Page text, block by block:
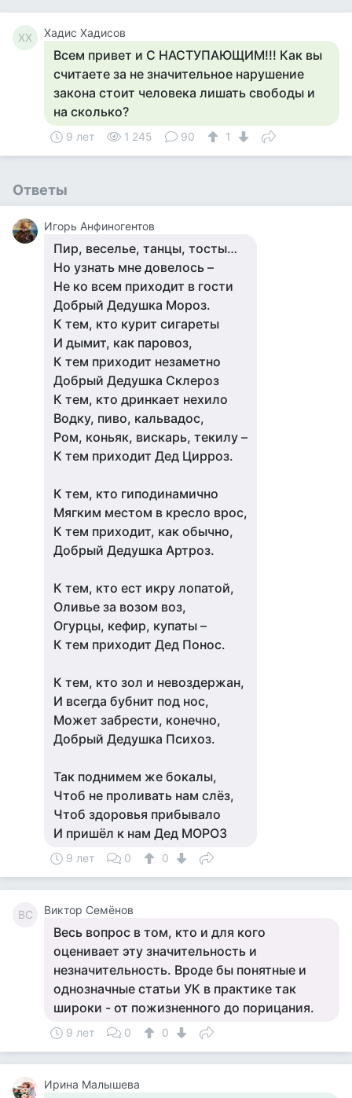
ХХ Хадис Хадисов
Всем привет и С НАСТУПАЮЩИМ!!! Как вы
считаете за не значительное нарушение
закона стоит человека лишать свободы и
на сколько?
9 лет 1 245 90 1
Ответы
Игорь Анфиногентов
Пир, веселье, танцы, тосты…
Но узнать мне довелось –
Не ко всем приходит в гости
Добрый Дедушка Мороз.
К тем, кто курит сигареты
И дымит, как паровоз,
К тем приходит незаметно
Добрый Дедушка Склероз
К тем, кто дринкает нехило
Водку, пиво, кальвадос,
Ром, коньяк, вискарь, текилу –
К тем приходит Дед Цирроз.
К тем, кто гиподинамично
Мягким местом в кресло врос,
К тем приходит, как обычно,
Добрый Дедушка Артроз.
К тем, кто ест икру лопатой,
Оливье за возом воз,
Огурцы, кефир, купаты –
К тем приходит Дед Понос.
К тем, кто зол и невоздержан,
И всегда бубнит под нос,
Может забрести, конечно,
Добрый Дедушка Психоз.
Так поднимем же бокалы,
Чтоб не проливать нам слёз,
Чтоб здоровья прибывало
И пришёл к нам Дед МОРОЗ
9 лет 0 0
ВС Виктор Семёнов
Весь вопрос в том, кто и для кого
оценивает эту значительность и
незначительность. Вроде бы понятные и
однозначные статьи УК в практике так
широки - от пожизненного до порицания.
9 лет 0 0
Ирина Малышева